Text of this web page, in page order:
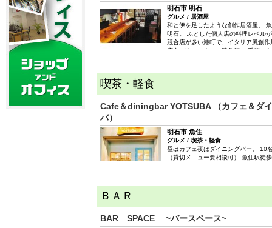
明石市 明石
グルメ / 居酒屋
和と伊を足したような創作居酒屋。
明石。 ふとした個人店の料理レベル
競合店が多い港町で、イタリア風創
店主の姿は、まさに勝負師。 季節に
喫茶・軽食
Cafe＆diningbar YOTSUBA （カフェ＆ダ
バ）
明石市 魚住
グルメ / 喫茶・軽食
昼はカフェ夜はダイニングバー。 10
（貸切メニュー要相談可） 魚住駅徒
ＢＡＲ
BAR SPACE ~バースペース~